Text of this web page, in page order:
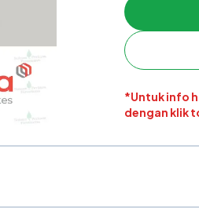
*Untuk info
dengan klik